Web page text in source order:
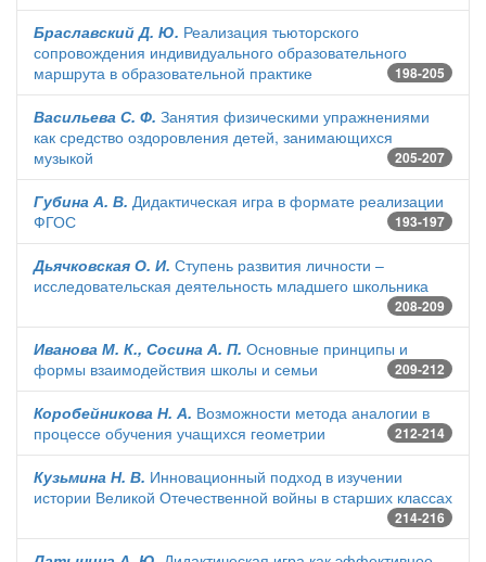
Браславский Д. Ю. Реализация тьюторского
сопровождения индивидуального образовательного
маршрута в образовательной практике
198-205
Васильева С. Ф. Занятия физическими упражнениями
как средство оздоровления детей, занимающихся
музыкой
205-207
Губина А. В. Дидактическая игра в формате реализации
ФГОС
193-197
Дьячковская О. И. Ступень развития личности –
исследовательская деятельность младшего школьника
208-209
Иванова М. К., Сосина А. П. Основные принципы и
формы взаимодействия школы и семьи
209-212
Коробейникова Н. А. Возможности метода аналогии в
процессе обучения учащихся геометрии
212-214
Кузьмина Н. В. Инновационный подход в изучении
истории Великой Отечественной войны в старших классах
214-216